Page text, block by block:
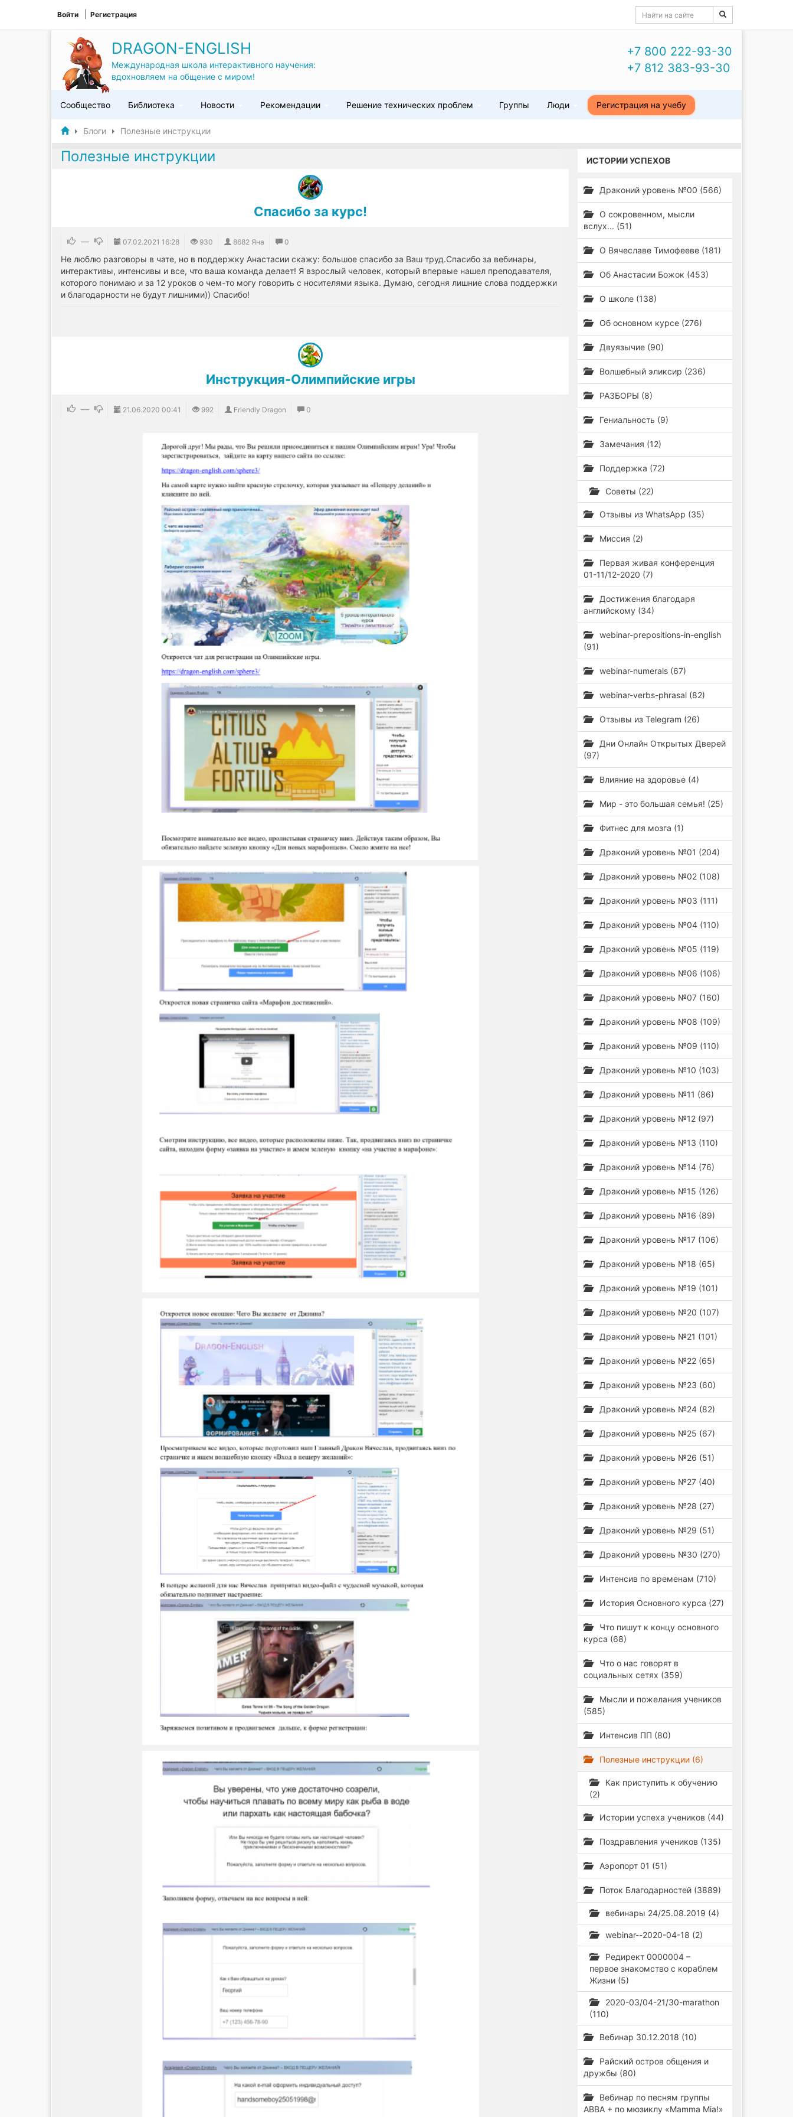
Войти Регистрация
DRAGON-ENGLISH
Международная школа интерактивного научения:
вдохновляем на общение с миром!
+7 800 222-93-30
+7 812 383-93-30
Сообщество Библиотека Новости Рекомендации Решение технических проблем Группы Люди Регистрация на учебу
Блоги Полезные инструкции
Полезные инструкции
Спасибо за курс!
— 07.02.2021 16:28 930 8682 Яна 0
Не люблю разговоры в чате, но в поддержку Анастасии скажу: большое спасибо за Ваш труд.Спасибо за вебинары,
интерактивы, интенсивы и все, что ваша команда делает! Я взрослый человек, который впервые нашел преподавателя,
которого понимаю и за 12 уроков о чем-то могу говорить с носителями языка. Думаю, сегодня лишние слова поддержки
и благодарности не будут лишними)) Спасибо!
Инструкция-Олимпийские игры
— 21.06.2020 00:41 992 Friendly Dragon 0
ИСТОРИИ УСПЕХОВ
Драконий уровень №00 (566)
О сокровенном, мысли
вслух... (51)
О Вячеславе Тимофееве (181)
Об Анастасии Божок (453)
О школе (138)
Об основном курсе (276)
Двуязычие (90)
Волшебный эликсир (236)
РАЗБОРЫ (8)
Гениальность (9)
Замечания (12)
Поддержка (72)
Советы (22)
Отзывы из WhatsApp (35)
Миссия (2)
Первая живая конференция
01-11/12-2020 (7)
Достижения благодаря
английскому (34)
webinar-prepositions-in-english
(91)
webinar-numerals (67)
webinar-verbs-phrasal (82)
Отзывы из Telegram (26)
Дни Онлайн Открытых Дверей
(97)
Влияние на здоровье (4)
Мир - это большая семья! (25)
Фитнес для мозга (1)
Драконий уровень №01 (204)
Драконий уровень №02 (108)
Драконий уровень №03 (111)
Драконий уровень №04 (110)
Драконий уровень №05 (119)
Драконий уровень №06 (106)
Драконий уровень №07 (160)
Драконий уровень №08 (109)
Драконий уровень №09 (110)
Драконий уровень №10 (103)
Драконий уровень №11 (86)
Драконий уровень №12 (97)
Драконий уровень №13 (110)
Драконий уровень №14 (76)
Драконий уровень №15 (126)
Драконий уровень №16 (89)
Драконий уровень №17 (106)
Драконий уровень №18 (65)
Драконий уровень №19 (101)
Драконий уровень №20 (107)
Драконий уровень №21 (101)
Драконий уровень №22 (65)
Драконий уровень №23 (60)
Драконий уровень №24 (82)
Драконий уровень №25 (67)
Драконий уровень №26 (51)
Драконий уровень №27 (40)
Драконий уровень №28 (27)
Драконий уровень №29 (51)
Драконий уровень №30 (270)
Интенсив по временам (710)
История Основного курса (27)
Что пишут к концу основного
курса (68)
Что о нас говорят в
социальных сетях (359)
Мысли и пожелания учеников
(585)
Интенсив ПП (80)
Полезные инструкции (6)
Как приступить к обучению
(2)
Истории успеха учеников (44)
Поздравления учеников (135)
Аэропорт 01 (51)
Поток Благодарностей (3889)
вебинары 24/25.08.2019 (4)
webinar--2020-04-18 (2)
Редирект 0000004 –
первое знакомство с кораблем
Жизни (5)
2020-03/04-21/30-marathon
(110)
Вебинар 30.12.2018 (10)
Райский остров общения и
дружбы (80)
Вебинар по песням группы
ABBA + по мюзиклу «Mamma Mia!»